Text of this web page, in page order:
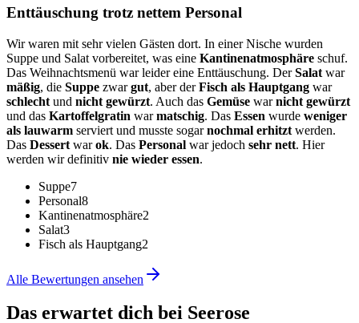
Enttäuschung trotz nettem Personal
Wir waren mit sehr vielen Gästen dort. In einer Nische wurden
Suppe und Salat vorbereitet, was eine Kantinenatmosphäre schuf.
Das Weihnachtsmenü war leider eine Enttäuschung. DerSalat war
mäßig, die Suppe zwargut, aber derFisch als Hauptgang war
schlecht und nicht gewürzt. Auch das Gemüse warnicht gewürzt
und das Kartoffelgratin warmatschig. Das Essen wurde weniger
als lauwarm serviert und musste sogarnochmal erhitzt werden.
Das Dessert warok. Das Personal war jedoch sehr nett. Hier
werden wir definitiv nie wieder essen.
Suppe7
Personal8
Kantinenatmosphäre2
Salat3
Fisch als Hauptgang2
Alle Bewertungen ansehen
Das erwartet dich bei Seerose